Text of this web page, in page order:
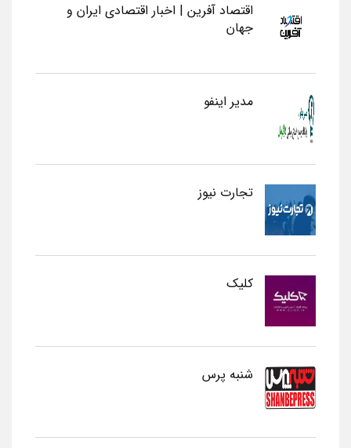
اقتصاد آفرین | اخبار اقتصادی ایران و
جهان
مدیر اینفو
تجارت نیوز
کلیک
شنبه پرس